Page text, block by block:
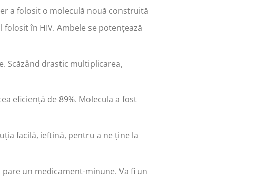
a folosit o moleculă nouă construită
în HIV. Ambele se potențează
Scăzând drastic multiplicarea,
eficiență de 89%. Molecula a fost
facilă, ieftină, pentru a ne ține la
un medicament-minune. Va fi un